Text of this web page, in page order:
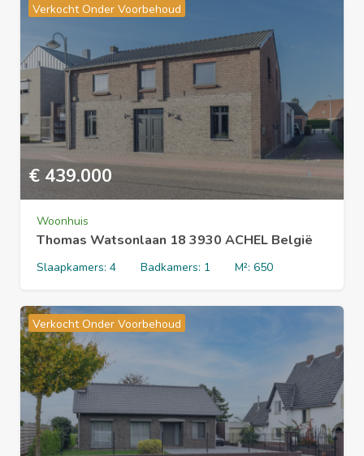
Verkocht Onder Voorbehoud
€ 439.000
Woonhuis
Thomas Watsonlaan 18 3930 ACHEL België
Slaapkamers: 4 Badkamers: 1 M²: 650
Verkocht Onder Voorbehoud